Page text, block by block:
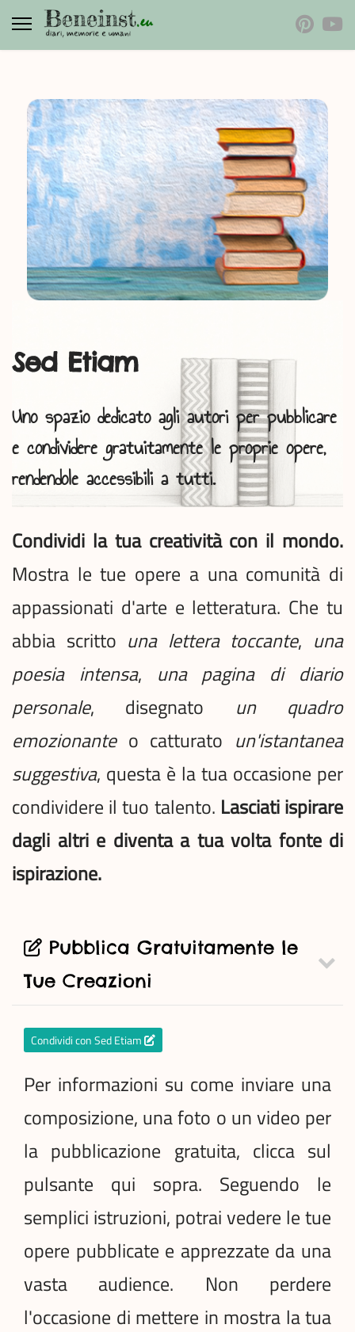
Sed Etiam
Uno spazio dedicato agli autori per pubblicare
e condividere gratuitamente le proprie opere,
rendendole accessibili a tutti.
Condividi la tua creatività con il mondo.
Mostra le tue opere a una comunità di
appassionati d'arte e letteratura. Che tu
abbia scritto una lettera toccante, una
poesia intensa, una pagina di diario
personale, disegnato un quadro
emozionanteo catturato un'istantanea
suggestiva, questa è la tua occasione per
condividere il tuo talento. Lasciati ispirare
dagli altri e diventa a tua volta fonte di
ispirazione.
Tue Creazioni
Condividi con Sed Etiam
Per informazioni su come inviare una
composizione, una foto o un video per
la pubblicazione gratuita, clicca sul
pulsante qui sopra. Seguendo le
semplici istruzioni, potrai vedere le tue
opere pubblicate e apprezzate da una
vasta audience. Non perdere
l'occasione di mettere in mostra la tua